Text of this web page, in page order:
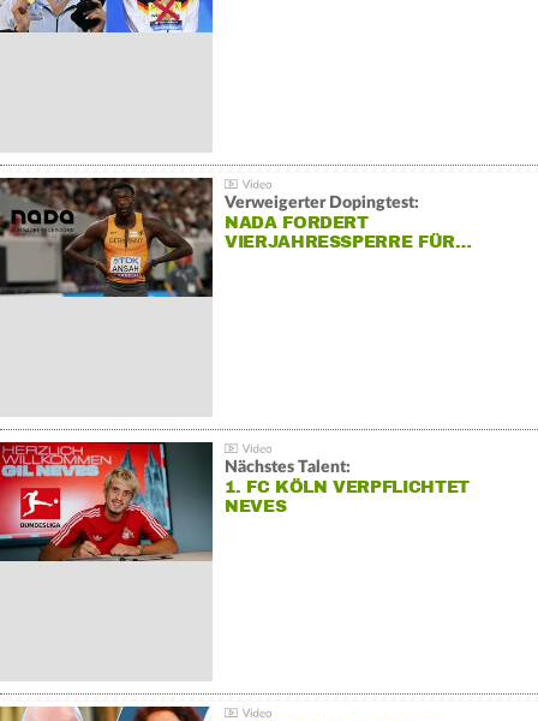
Verweigerter Dopingtest:
NADA FORDERT
VIERJAHRESSPERRE FÜR…
Nächstes Talent:
1. FC KÖLN VERPFLICHTET
NEVES